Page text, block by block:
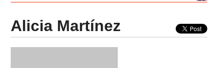
Alicia Martínez